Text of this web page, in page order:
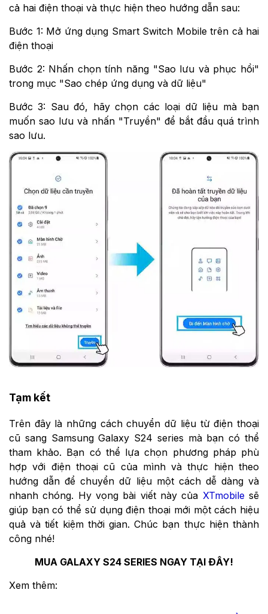
cả hai điện thoại và thực hiện theo hướng dẫn sau:
Bước 1: Mở ứng dụng Smart Switch Mobile trên cả hai
điện thoại
Bước 2: Nhấn chọn tính năng "Sao lưu và phục hồi"
trong mục "Sao chép ứng dụng và dữ liệu"
Bước 3: Sau đó, hãy chọn các loại dữ liệu mà bạn
muốn sao lưu và nhấn "Truyền" để bắt đầu quá trình
sao lưu.
Tạm kết
Trên đây là những cách chuyển dữ liệu từ điện thoại
cũ sang Samsung Galaxy S24 series mà bạn có thể
tham khảo. Bạn có thể lựa chọn phương pháp phù
hợp với điện thoại cũ của mình và thực hiện theo
hướng dẫn để chuyển dữ liệu một cách dễ dàng và
nhanh chóng. Hy vọng bài viết này của XTmobilesẽ
giúp bạn có thể sử dụng điện thoại mới một cách hiệu
quả và tiết kiệm thời gian. Chúc bạn thực hiện thành
công nhé!
MUA GALAXY S24 SERIES NGAY TẠI ĐÂY!
Xem thêm: